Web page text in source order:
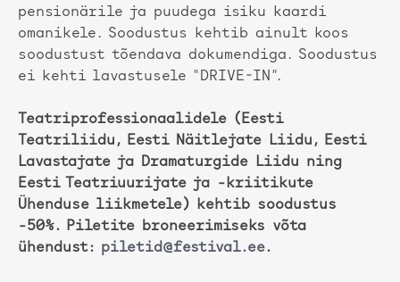
pensionärile ja puudega isiku kaardi
omanikele. Soodustus kehtib ainult koos
soodustust tõendava dokumendiga. Soodustus
ei kehti lavastusele “DRIVE-IN”.
Teatriprofessionaalidele (Eesti
Teatriliidu, Eesti Näitlejate Liidu, Eesti
Lavastajate ja Dramaturgide Liidu ning
Eesti Teatriuurijate ja -kriitikute
Ühenduse liikmetele) kehtib soodustus
-50%. Piletite broneerimiseks võta
ühendust: piletid@festival.ee.